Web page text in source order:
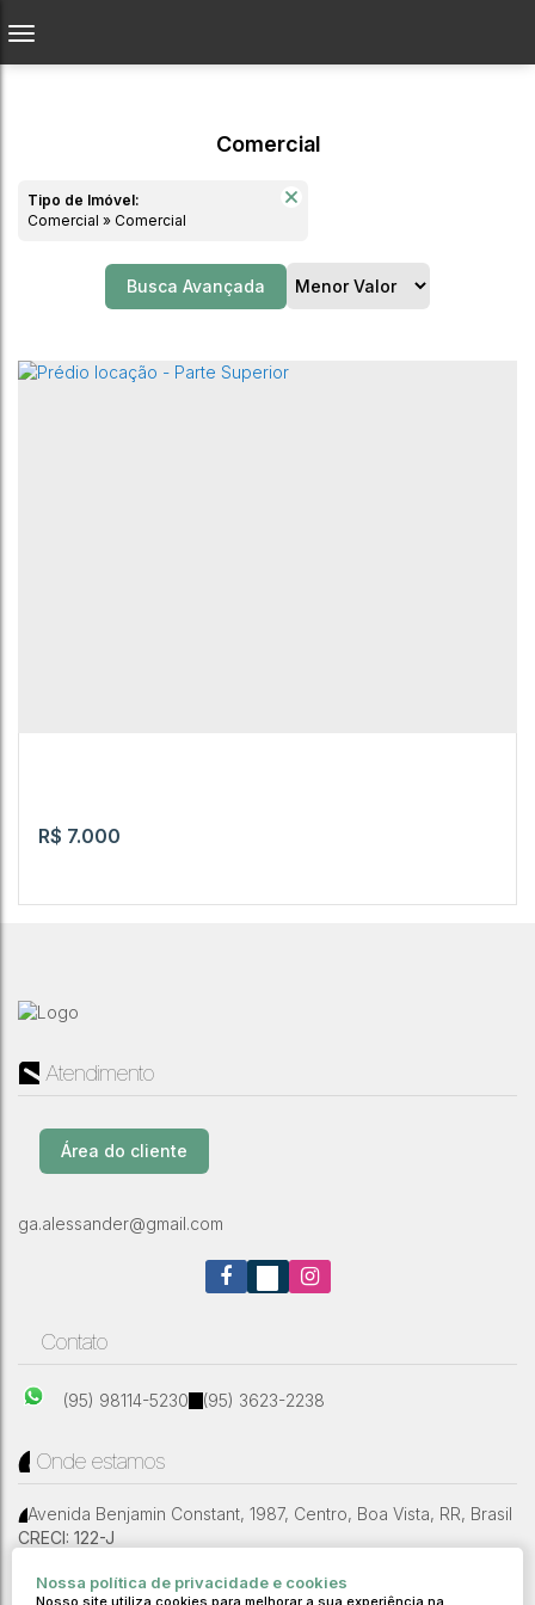
Nossa política de privacidade e cookies
Nosso site utiliza cookies para melhorar a sua experiência na
Comercial
Tipo de Imóvel:
Comercial » Comercial
Busca Avançada
Prédio locação - Parte Superior
R$ 7.000
Av. Presidente Dutra
Roraima,Brasil
Atendimento
Área do cliente
ga.alessander@gmail.com
Contato
(95) 98114-5230 (95) 3623-2238
Onde estamos
Avenida Benjamin Constant, 1987, Centro, Boa Vista, RR, Brasil
CRECI: 122-J
//Modelo 1